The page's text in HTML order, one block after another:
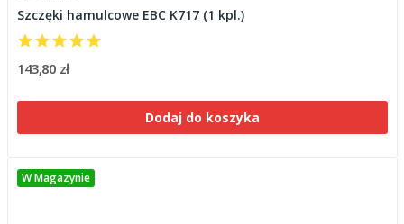
Szczęki hamulcowe EBC K717 (1 kpl.)
143,80 zł
Dodaj do koszyka
W Magazynie